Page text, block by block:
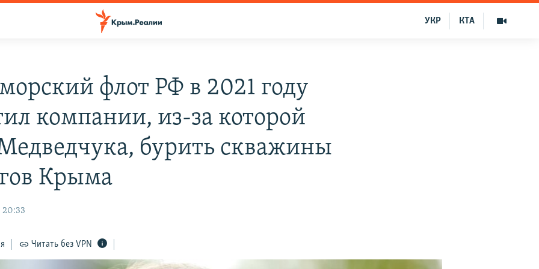
КТА
УКР
флот РФ в 2021 году
компании, из-за которой
бурить скважины
Крыма
20:33
Читать без VPN